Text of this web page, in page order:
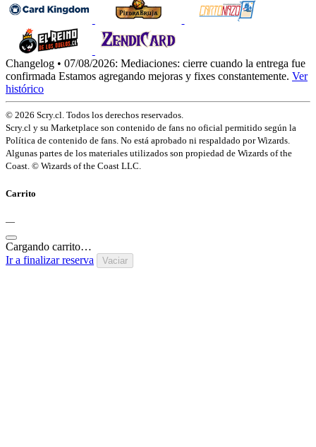
Changelog • 07/08/2026: Mediaciones: cierre cuando la entrega fue
confirmada Estamos agregando mejoras y fixes constantemente. Ver
histórico
© 2026 Scry.cl. Todos los derechos reservados.
Scry.cl y su Marketplace son contenido de fans no oficial permitido según la
Política de contenido de fans. No está aprobado ni respaldado por Wizards.
Algunas partes de los materiales utilizados son propiedad de Wizards of the
Coast. © Wizards of the Coast LLC.
Carrito
—
Cargando carrito…
Ir a finalizar reserva
Vaciar